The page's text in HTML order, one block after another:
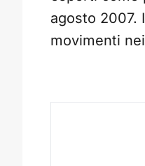
agosto 2007.
movimenti